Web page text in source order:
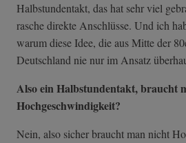
Halbstundentakt, das hat sehr viel
rasche direkte Anschlüsse. Und ich
warum diese Idee, die aus Mitte der
Deutschland nie nur im Ansatz
Also ein Halbstundentakt, braucht
Hochgeschwindigkeit?
Nein, also sicher braucht man nicht